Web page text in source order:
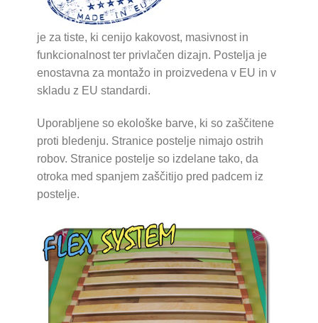
je za tiste, ki cenijo kakovost, masivnost in
funkcionalnost ter privlačen dizajn. Postelja je
enostavna za montažo in proizvedena v EU in v
skladu z EU standardi.
Uporabljene so ekološke barve, ki so zaščitene
proti bledenju. Stranice postelje nimajo ostrih
robov. Stranice postelje so izdelane tako, da
otroka med spanjem zaščitijo pred padcem iz
postelje.